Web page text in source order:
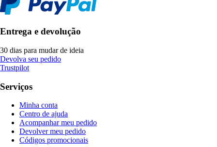
Entrega e devolução
30 dias para mudar de ideia
Devolva seu pedido
Trustpilot
Serviços
Minha conta
Centro de ajuda
Acompanhar meu pedido
Devolver meu pedido
Códigos promocionais